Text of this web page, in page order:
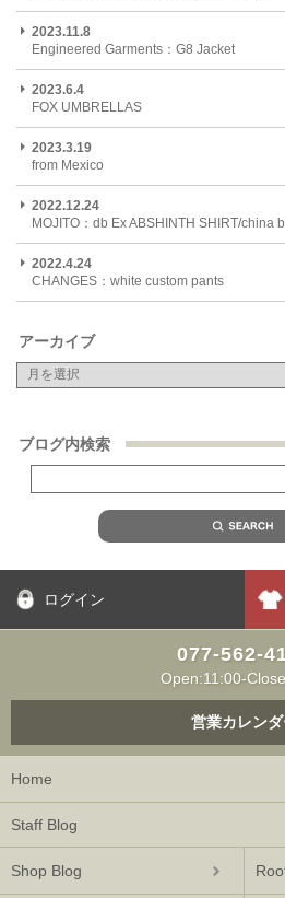
2023.11.8
Engineered Garments：G8 Jacket
2023.6.4
FOX UMBRELLAS
2023.3.19
from Mexico
2022.12.24
MOJITO：db Ex ABSHINTH SHIRT/china
2022.4.24
CHANGES：white custom pants
アーカイブ
ブログ内検索
ログイン
077-562-
Open:11:00-
営業カレン
Home
Staff Blog
Shop Blog